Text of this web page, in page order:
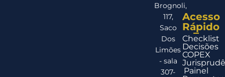
Brognoli,
117,
Saco
Dos
Limões
- sala
307-
Acesso
Rápido
Checklist
Decisões
COPEX
Painel